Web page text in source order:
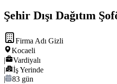
Şehir Dışı Dağıtım
Firma Adı Gizli
Kocaeli
|
Vardiyalı
|
İş Yerinde
|
83 gün